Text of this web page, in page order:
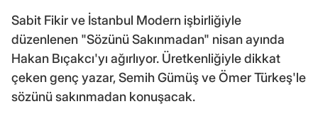
Sabit Fikir ve İstanbul Modern işbirliğiyle
düzenlenen "Sözünü Sakınmadan" nisan ayında
Hakan Bıçakcı'yı ağırlıyor. Üretkenliğiyle dikkat
çeken genç yazar, Semih Gümüş ve Ömer Türkeş'le
sözünü sakınmadan konuşacak.